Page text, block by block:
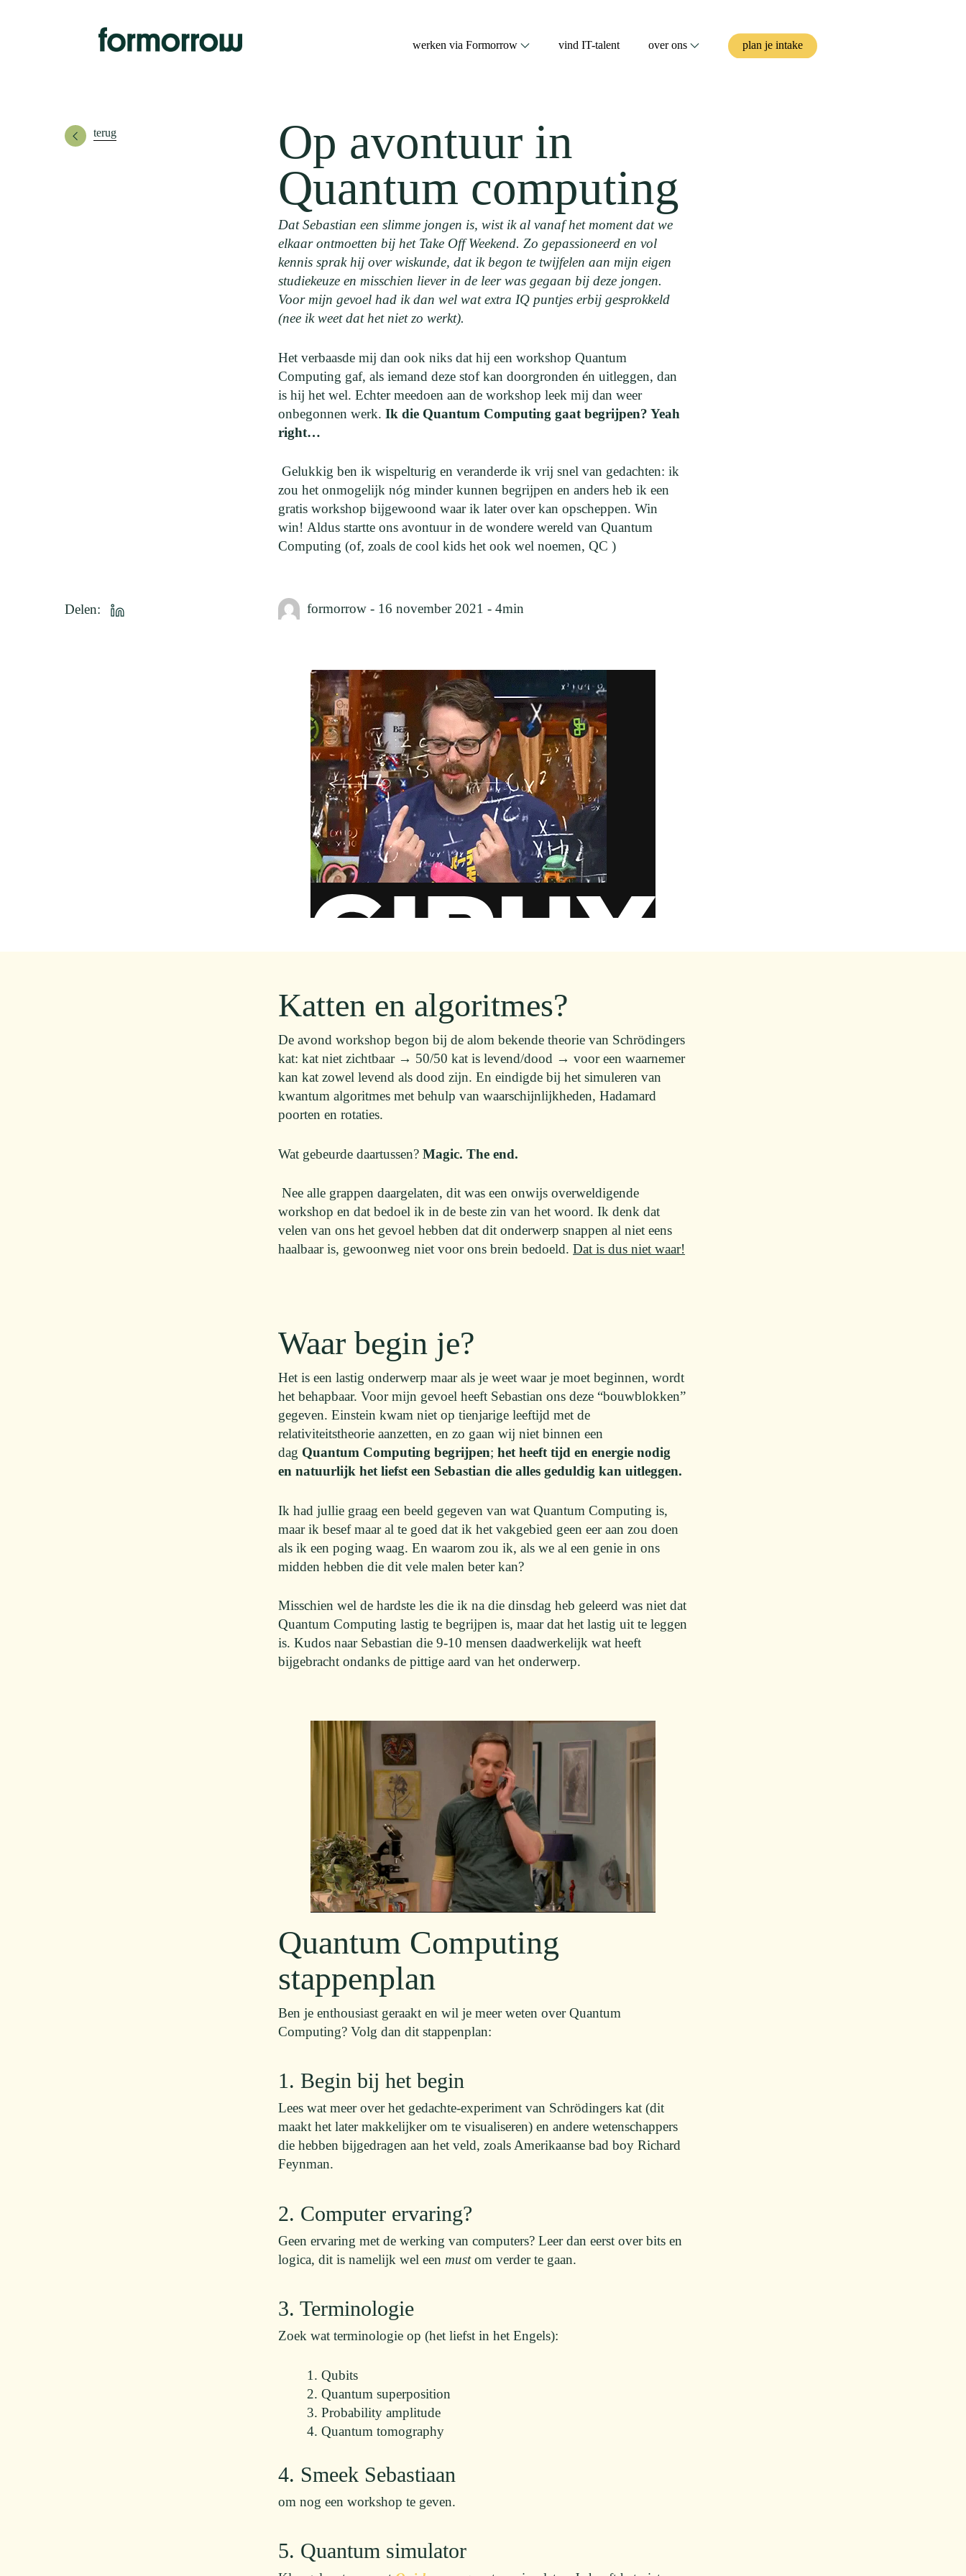
werken via Formorrow vind IT-talent over ons plan je intake
terug
Op avontuur in
Quantum computing
Dat Sebastian een slimme jongen is, wist ik al vanaf het moment dat we
elkaar ontmoetten bij het Take Off Weekend. Zo gepassioneerd en vol
kennis sprak hij over wiskunde, dat ik begon te twijfelen aan mijn eigen
studiekeuze en misschien liever in de leer was gegaan bij deze jongen.
Voor mijn gevoel had ik dan wel wat extra IQ puntjes erbij gesprokkeld
(nee ik weet dat het niet zo werkt).
Het verbaasde mij dan ook niks dat hij een workshop Quantum
Computing gaf, als iemand deze stof kan doorgronden én uitleggen, dan
is hij het wel. Echter meedoen aan de workshop leek mij dan weer
onbegonnen werk.Ik die Quantum Computing gaat begrijpen? Yeah
right…
Gelukkig ben ik wispelturig en veranderde ik vrij snel van gedachten: ik
zou het onmogelijk nóg minder kunnen begrijpen en anders heb ik een
gratis workshop bijgewoond waar ik later over kan opscheppen. Win
win! Aldus startte ons avontuur in de wondere wereld van Quantum
Computing (of, zoals de cool kids het ook wel noemen, QC )
Delen: formorrow - 16 november 2021 - 4min
Katten en algoritmes?
De avond workshop begon bij de alom bekende theorie van Schrödingers
kat: kat niet zichtbaar → 50/50 kat is levend/dood → voor een waarnemer
kan kat zowel levend als dood zijn. En eindigde bij het simuleren van
kwantum algoritmes met behulp van waarschijnlijkheden, Hadamard
poorten en rotaties.
Wat gebeurde daartussen? Magic. The end.
Nee alle grappen daargelaten, dit was een onwijs overweldigende
workshop en dat bedoel ik in de beste zin van het woord. Ik denk dat
velen van ons het gevoel hebben dat dit onderwerp snappen al niet eens
haalbaar is, gewoonweg niet voor ons brein bedoeld.Dat is dus niet waar!
Waar begin je?
Het is een lastig onderwerp maar als je weet waar je moet beginnen, wordt
het behapbaar. Voor mijn gevoel heeft Sebastian ons deze “bouwblokken”
gegeven. Einstein kwam niet op tienjarige leeftijd met de
relativiteitstheorie aanzetten, en zo gaan wij niet binnen een
dag Quantum Computing begrijpen;het heeft tijd en energie nodig
en natuurlijk het liefst een Sebastian die alles geduldig kan uitleggen.
Ik had jullie graag een beeld gegeven van wat Quantum Computing is,
maar ik besef maar al te goed dat ik het vakgebied geen eer aan zou doen
als ik een poging waag. En waarom zou ik, als we al een genie in ons
midden hebben die dit vele malen beter kan?
Misschien wel de hardste les die ik na die dinsdag heb geleerd was niet dat
Quantum Computing lastig te begrijpen is, maar dat het lastig uit te leggen
is. Kudos naar Sebastian die 9-10 mensen daadwerkelijk wat heeft
bijgebracht ondanks de pittige aard van het onderwerp.
Quantum Computing
stappenplan
Ben je enthousiast geraakt en wil je meer weten over Quantum
Computing? Volg dan dit stappenplan:
1. Begin bij het begin
Lees wat meer over het gedachte-experiment van Schrödingers kat (dit
maakt het later makkelijker om te visualiseren) en andere wetenschappers
die hebben bijgedragen aan het veld, zoals Amerikaanse bad boy Richard
Feynman.
2. Computer ervaring?
Geen ervaring met de werking van computers? Leer dan eerst over bits en
logica, dit is namelijk wel een mustom verder te gaan.
3. Terminologie
Zoek wat terminologie op (het liefst in het Engels):
Qubits
Quantum superposition
Probability amplitude
Quantum tomography
4. Smeek Sebastiaan
om nog een workshop te geven.
5. Quantum simulator